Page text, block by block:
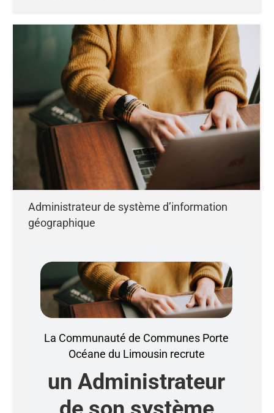
Administrateur de système d’information
géographique
La Communauté de Communes Porte
Océane du Limousin recrute
un Administrateur